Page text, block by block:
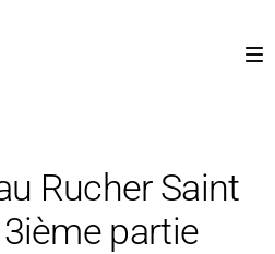
Rucher Saint
partie